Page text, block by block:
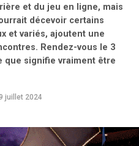
et du jeu en ligne, mais
décevoir certains
et variés, ajoutent une
Rendez-vous le 3
que signifie vraiment être
juillet 2024